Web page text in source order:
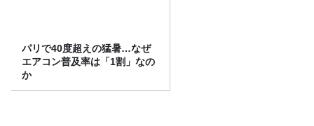
パリで40度超えの猛暑…なぜ
エアコン普及率は「1割」なの
か